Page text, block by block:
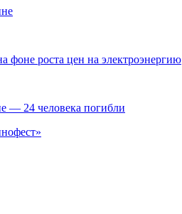
фоне роста цен на электроэнергию
— 24 человека погибли